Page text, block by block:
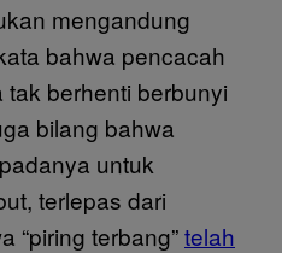
mengandung
bahwa pencacah
berhenti berbunyi
bilang bahwa
untuk
terlepas dari
“piring terbang”telah